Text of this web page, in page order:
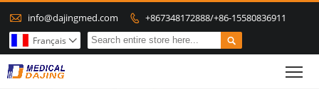
 info@dajingmed.com  +867348172888/+86-15580836911

Français 